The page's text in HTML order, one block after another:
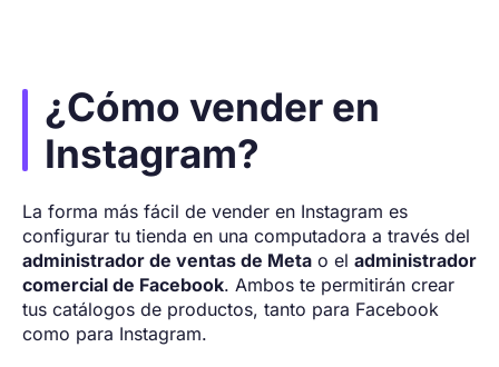
¿Cómo vender en
Instagram?
La forma más fácil de vender en Instagram es
configurar tu tienda en una computadora a través del
administrador de ventas de Meta o el administrador
comercial de Facebook. Ambos te permitirán crear
tus catálogos de productos, tanto para Facebook
como para Instagram.